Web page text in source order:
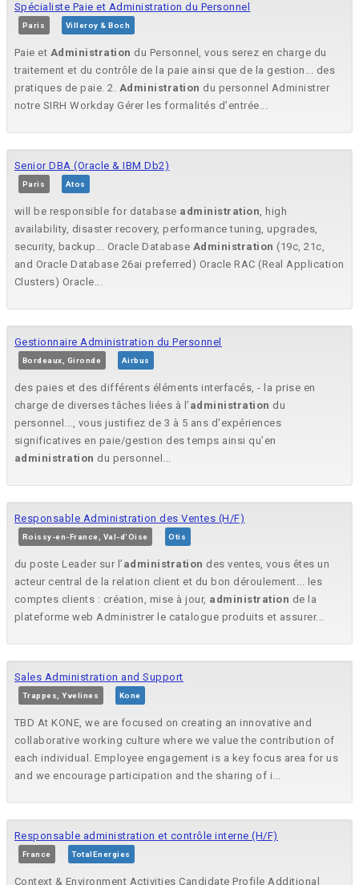
Spécialiste Paie et Administration du Personnel
Paris Villeroy & Boch
Paie et Administration du Personnel, vous serez en charge du
traitement et du contrôle de la paie ainsi que de la gestion... des
pratiques de paie. 2. Administration du personnel Administrer
notre SIRH Workday Gérer les formalités d’entrée...
Senior DBA (Oracle & IBM Db2)
Paris Atos
will be responsible for database administration, high
availability, disaster recovery, performance tuning, upgrades,
security, backup... Oracle Database Administration (19c, 21c,
and Oracle Database 26ai preferred) Oracle RAC (Real Application
Clusters) Oracle...
Gestionnaire Administration du Personnel
Bordeaux, Gironde Airbus
des paies et des différents éléments interfacés, - la prise en
charge de diverses tâches liées à l’ administration du
personnel..., vous justifiez de 3 à 5 ans d'expériences
significatives en paie/gestion des temps ainsi qu’en
administration du personnel...
Responsable Administration des Ventes (H/F)
Roissy-en-France, Val-d'Oise Otis
du poste Leader sur l’ administration des ventes, vous êtes un
acteur central de la relation client et du bon déroulement... les
comptes clients : création, mise à jour, administration de la
plateforme web Administrer le catalogue produits et assurer...
Sales Administration and Support
Trappes, Yvelines Kone
TBD At KONE, we are focused on creating an innovative and
collaborative working culture where we value the contribution of
each individual. Employee engagement is a key focus area for us
and we encourage participation and the sharing of i...
Responsable administration et contrôle interne (H/F)
France TotalEnergies
Context & Environment Activities Candidate Profile Additional